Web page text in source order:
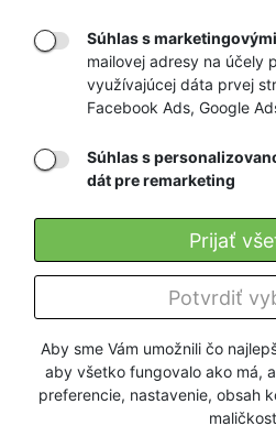
Aby sme Vám umožnili čo
aby všetko fungovalo ako má,
preferencie, nastavenie, obsah
Súhlas s
mailovej adresy na účely
využívajúcej dáta prvej
Facebook Ads, Google
Súhlas s
dát pre remarketing
Potvrdiť
Prijať
RÝCHLE
DORUČENIE
Firmy a organizácie